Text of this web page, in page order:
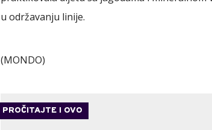
u održavanju linije.
(MONDO)
PROČITAJTE I OVO